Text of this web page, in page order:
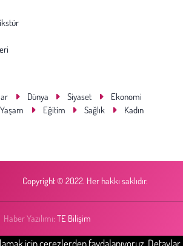
Dünya Siyaset
Ekonomi
Yaşam Eğitim Sağlık
Kadın
Copyright © 2022. Her hakkı saklıdır.
Haber Yazılımı: TE Bilişim
için çerezlerden faydalanıyoruz. Detaylar